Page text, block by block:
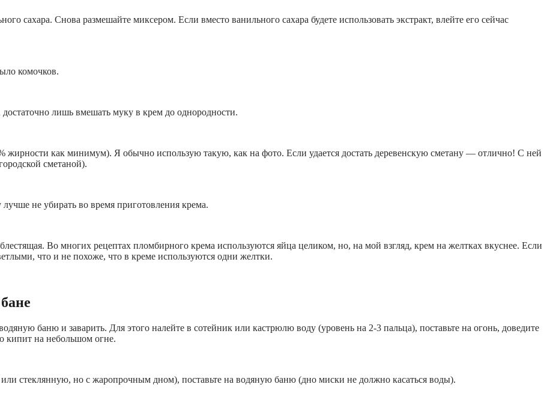
сахара. Снова размешайте миксером. Если вместо ванильного сахара будете использовать экстракт, влейте его сейчас
комочков.
лишь вмешать муку в крем до однородности.
как минимум). Я обычно использую такую, как на фото. Если удается достать деревенскую сметану — отлично! С ней
сметаной).
не убирать во время приготовления крема.
Во многих рецептах пломбирного крема используются яйца целиком, но, на мой взгляд, крем на желтках вкуснее. Если
что и не похоже, что в креме используются одни желтки.
баню и заварить. Для этого налейте в сотейник или кастрюлю воду (уровень на 2-3 пальца), поставьте на огонь, доведите
кипит на небольшом огне.
стеклянную, но с жаропрочным дном), поставьте на водяную баню (дно миски не должно касаться воды).